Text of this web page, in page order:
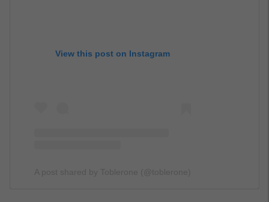
View this post on Instagram